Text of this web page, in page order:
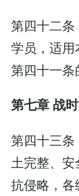
第四十二
学员，适用
第四十一条
第七章 战
第四十三
土完整、
抗侵略，各